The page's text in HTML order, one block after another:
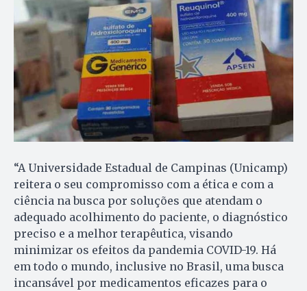
“A Universidade Estadual de Campinas (Unicamp)
reitera o seu compromisso com a ética e com a
ciência na busca por soluções que atendam o
adequado acolhimento do paciente, o diagnóstico
preciso e a melhor terapêutica, visando
minimizar os efeitos da pandemia COVID-19. Há
em todo o mundo, inclusive no Brasil, uma busca
incansável por medicamentos eficazes para o